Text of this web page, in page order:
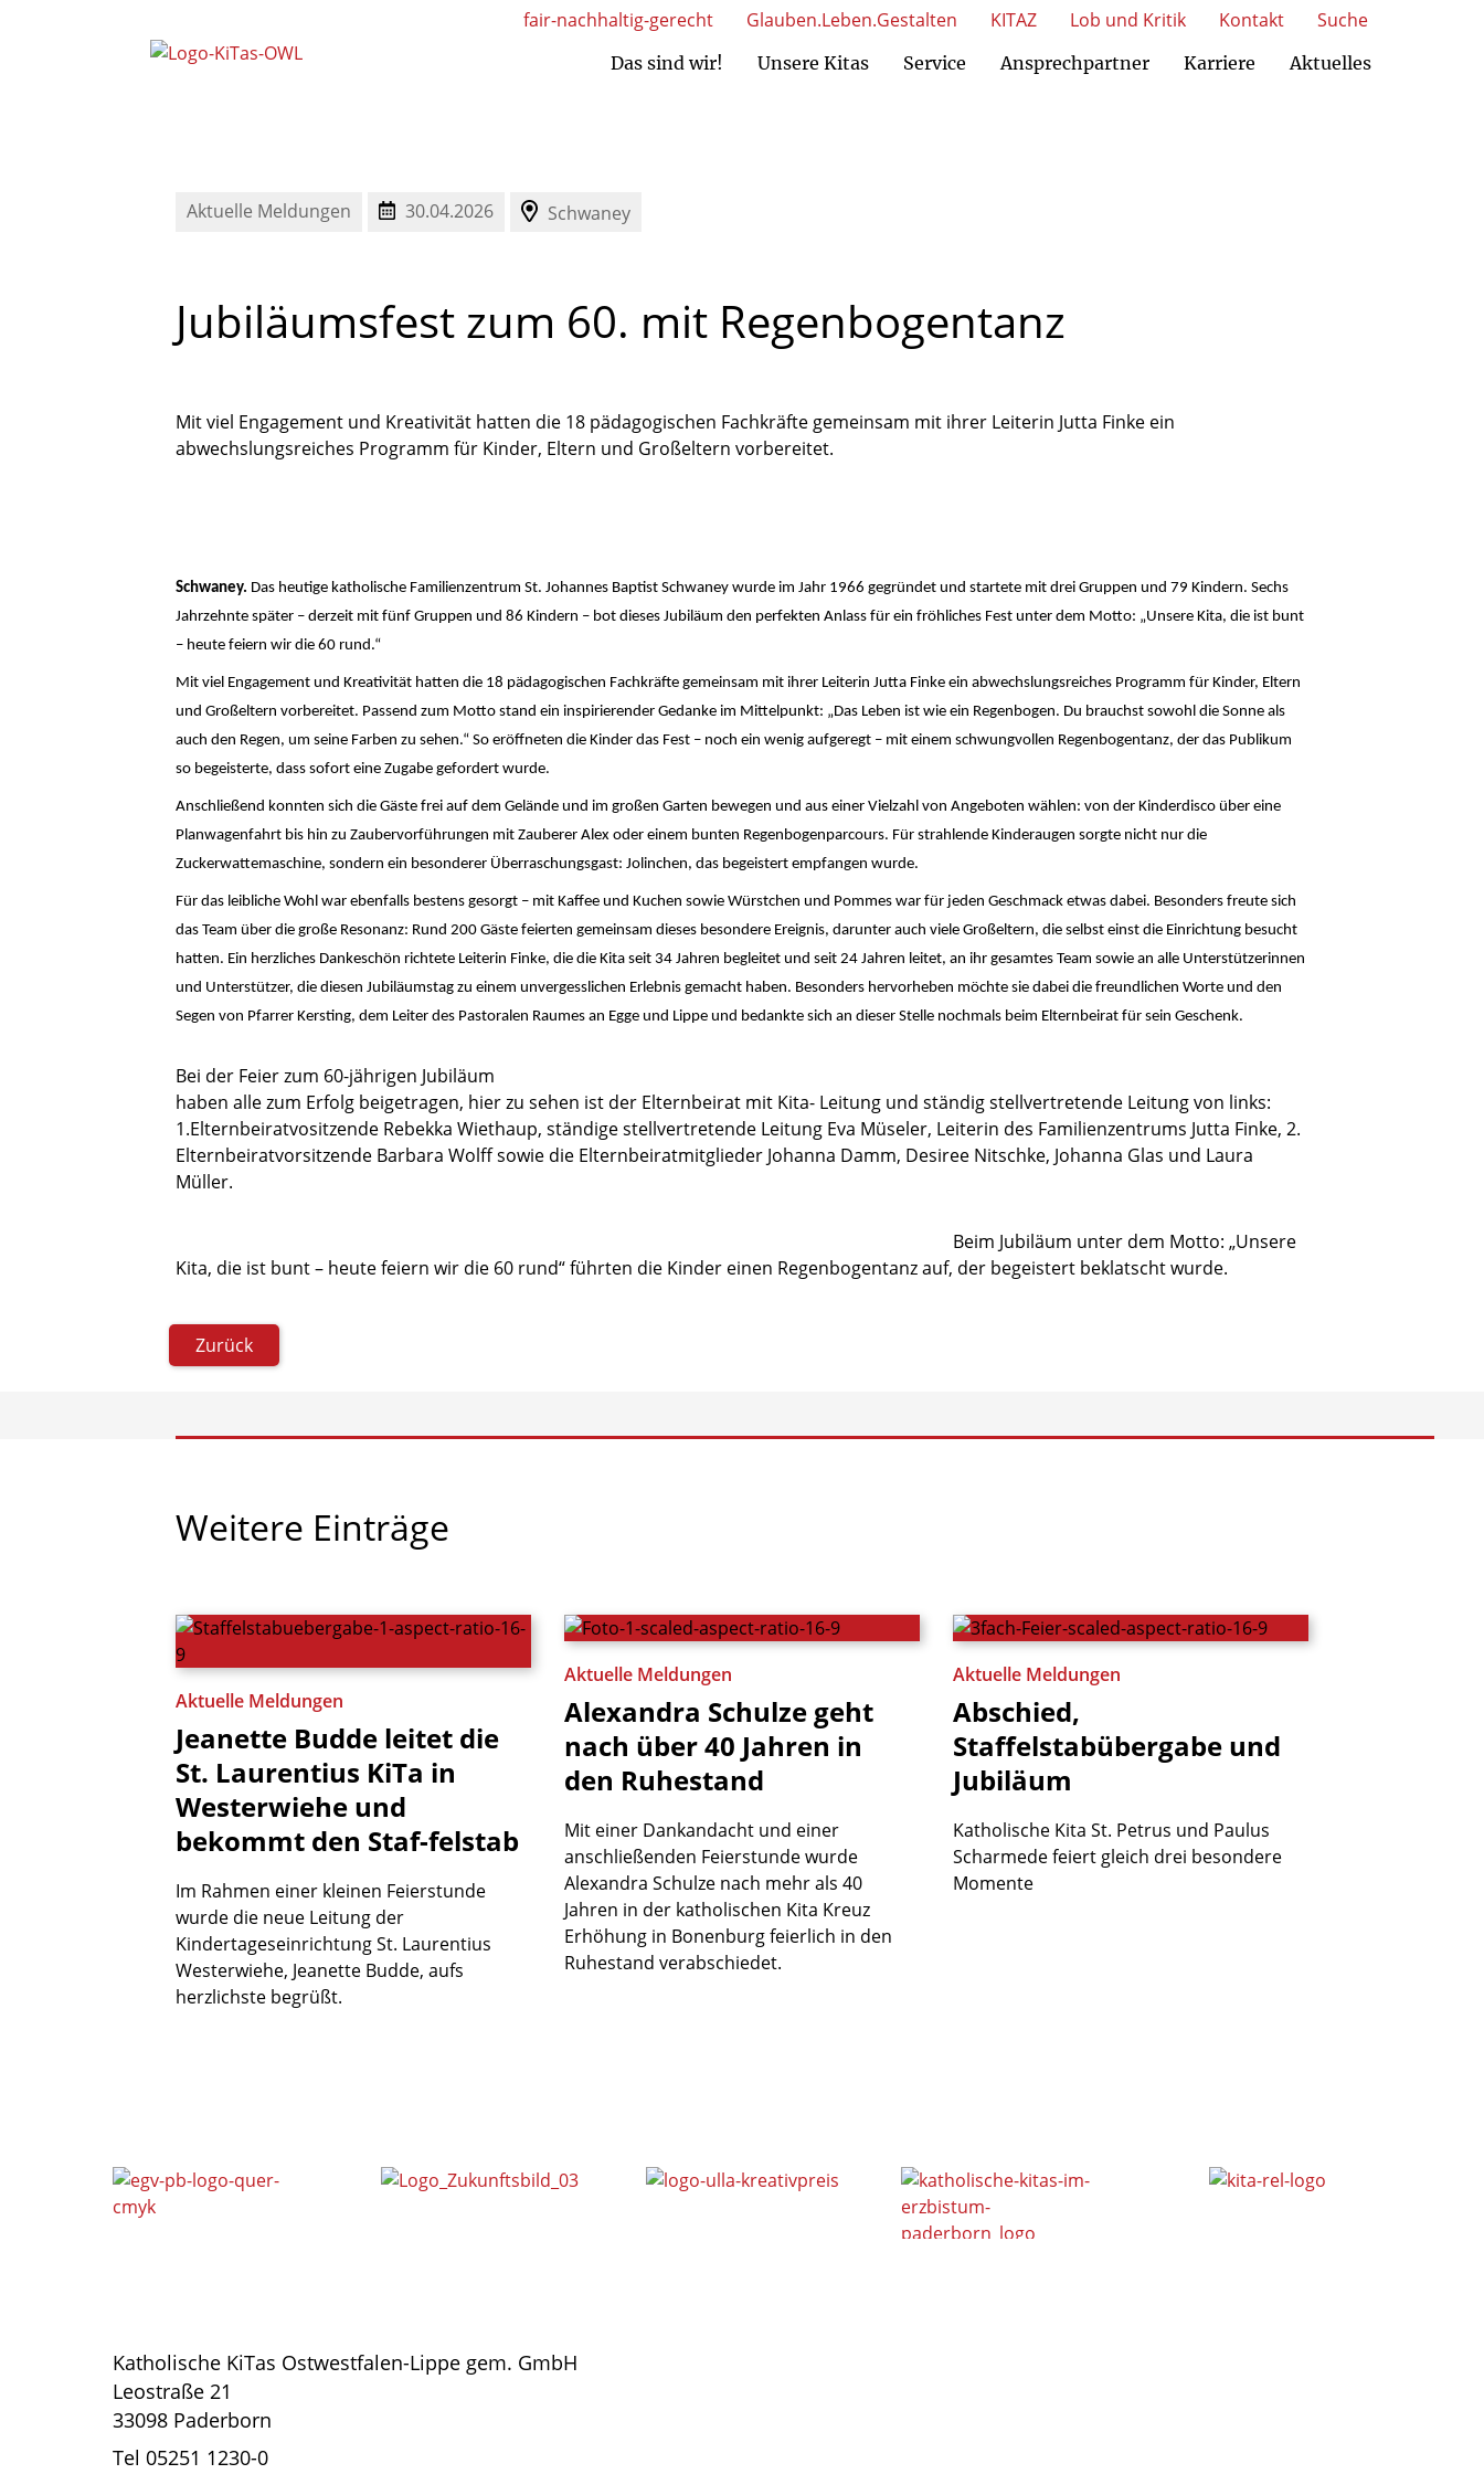
Das sind wir! Unsere Kitas Service Ansprechpartner Karriere Aktuelles
fair-nachhaltig-gerecht Glauben.Leben.Gestalten KITAZ Lob und Kritik Kontakt Suche
Aktuelle Meldungen 30.04.2026 Schwaney
Jubiläumsfest zum 60. mit Regenbogentanz
Mit viel Engagement und Kreativität hatten die 18 pädagogischen Fachkräfte gemeinsam mit ihrer Leiterin Jutta Finke ein
abwechslungsreiches Programm für Kinder, Eltern und Großeltern vorbereitet.
Schwaney. Das heutige katholische Familienzentrum St. Johannes Baptist Schwaney wurde im Jahr 1966 gegründet und startete mit drei Gruppen und 79 Kindern. Sechs
Jahrzehnte später – derzeit mit fünf Gruppen und 86 Kindern – bot dieses Jubiläum den perfekten Anlass für ein fröhliches Fest unter dem Motto: „Unsere Kita, die ist bunt
– heute feiern wir die 60 rund.“
Mit viel Engagement und Kreativität hatten die 18 pädagogischen Fachkräfte gemeinsam mit ihrer Leiterin Jutta Finke ein abwechslungsreiches Programm für Kinder, Eltern
und Großeltern vorbereitet. Passend zum Motto stand ein inspirierender Gedanke im Mittelpunkt: „Das Leben ist wie ein Regenbogen. Du brauchst sowohl die Sonne als
auch den Regen, um seine Farben zu sehen.“ So eröffneten die Kinder das Fest – noch ein wenig aufgeregt – mit einem schwungvollen Regenbogentanz, der das Publikum
so begeisterte, dass sofort eine Zugabe gefordert wurde.
Anschließend konnten sich die Gäste frei auf dem Gelände und im großen Garten bewegen und aus einer Vielzahl von Angeboten wählen: von der Kinderdisco über eine
Planwagenfahrt bis hin zu Zaubervorführungen mit Zauberer Alex oder einem bunten Regenbogenparcours. Für strahlende Kinderaugen sorgte nicht nur die
Zuckerwattemaschine, sondern ein besonderer Überraschungsgast: Jolinchen, das begeistert empfangen wurde.
Für das leibliche Wohl war ebenfalls bestens gesorgt – mit Kaffee und Kuchen sowie Würstchen und Pommes war für jeden Geschmack etwas dabei. Besonders freute sich
das Team über die große Resonanz: Rund 200 Gäste feierten gemeinsam dieses besondere Ereignis, darunter auch viele Großeltern, die selbst einst die Einrichtung besucht
hatten. Ein herzliches Dankeschön richtete Leiterin Finke, die die Kita seit 34 Jahren begleitet und seit 24 Jahren leitet, an ihr gesamtes Team sowie an alle Unterstützerinnen
und Unterstützer, die diesen Jubiläumstag zu einem unvergesslichen Erlebnis gemacht haben. Besonders hervorheben möchte sie dabei die freundlichen Worte und den
Segen von Pfarrer Kersting, dem Leiter des Pastoralen Raumes an Egge und Lippe und bedankte sich an dieser Stelle nochmals beim Elternbeirat für sein Geschenk.
Bei der Feier zum 60-jährigen Jubiläum
haben alle zum Erfolg beigetragen, hier zu sehen ist der Elternbeirat mit Kita- Leitung und ständig stellvertretende Leitung von links:
1.Elternbeiratvositzende Rebekka Wiethaup, ständige stellvertretende Leitung Eva Müseler, Leiterin des Familienzentrums Jutta Finke, 2.
Elternbeiratvorsitzende Barbara Wolff sowie die Elternbeiratmitglieder Johanna Damm, Desiree Nitschke, Johanna Glas und Laura
Müller.
Beim Jubiläum unter dem Motto: „Unsere
Kita, die ist bunt – heute feiern wir die 60 rund“ führten die Kinder einen Regenbogentanz auf, der begeistert beklatscht wurde.
Zurück
Weitere Einträge
Aktuelle Meldungen
Jeanette Budde leitet die
St. Laurentius KiTa in
Westerwiehe und
bekommt den Staf-felstab
Im Rahmen einer kleinen Feierstunde
wurde die neue Leitung der
Kindertageseinrichtung St. Laurentius
Westerwiehe, Jeanette Budde, aufs
herzlichste begrüßt.
Aktuelle Meldungen
Alexandra Schulze geht
nach über40 Jahren in
den Ruhestand
Mit einer Dankandacht und einer
anschließenden Feierstunde wurde
Alexandra Schulze nach mehr als 40
Jahren in der katholischen Kita Kreuz
Erhöhung in Bonenburg feierlich in den
Ruhestand verabschiedet.
Aktuelle Meldungen
Abschied,
Staffelstabübergabe und
Jubiläum
Katholische Kita St. Petrus und Paulus
Scharmede feiert gleich drei besondere
Momente
Katholische KiTas Ostwestfalen-Lippe gem. GmbH
Leostraße 21
33098 Paderborn
Tel 05251 1230-0